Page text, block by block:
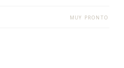
MUY PRONTO